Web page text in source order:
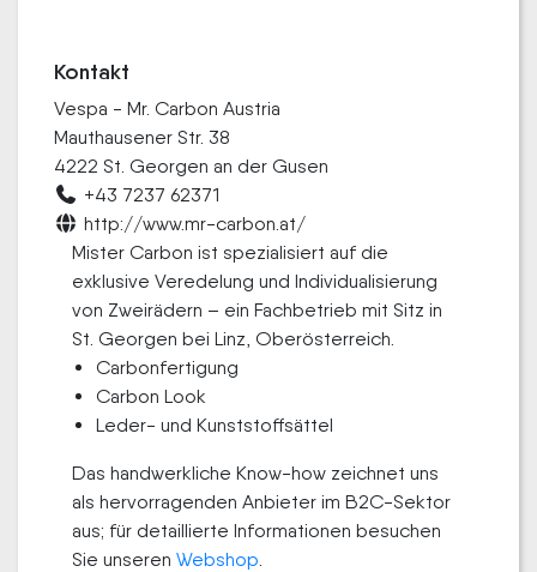
Kontakt
Vespa - Mr. Carbon Austria
Mauthausener Str. 38
4222 St. Georgen an der Gusen
+43 7237 62371
http://www.mr-carbon.at/
Mister Carbon ist spezialisiert auf die
exklusive Veredelung und Individualisierung
von Zweirädern – ein Fachbetrieb mit Sitz in
St. Georgen bei Linz, Oberösterreich.
Carbonfertigung
Carbon Look
Leder- und Kunststoffsättel
Das handwerkliche Know-how zeichnet uns
als hervorragenden Anbieter im B2C-Sektor
aus; für detaillierte Informationen besuchen
Sie unseren Webshop.